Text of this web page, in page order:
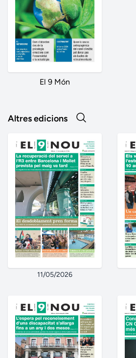
El 9 Món
Altres edicions
11/05/2026